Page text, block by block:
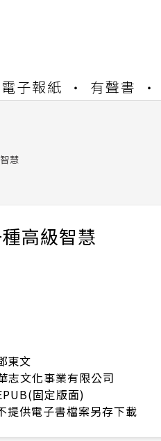
電子報紙 有聲書
步暫停部分閱讀服務
結果查詢
步暫停部分閱讀服務
慧
高級智慧
東文
志文化事業有限公司
固定版面)
提供電子書檔案另存下載